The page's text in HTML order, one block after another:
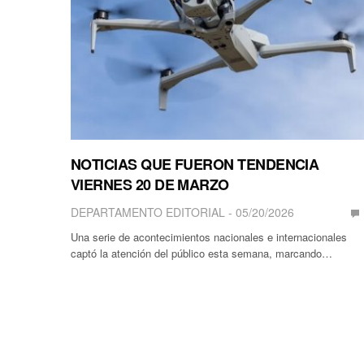
NOTICIAS QUE FUERON TENDENCIA
VIERNES 20 DE MARZO
DEPARTAMENTO EDITORIAL 05/20/2026
Una serie de acontecimientos nacionales e internacionales
captó la atención del público esta semana, marcando…